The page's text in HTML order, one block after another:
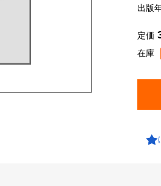
出版
在庫
定価